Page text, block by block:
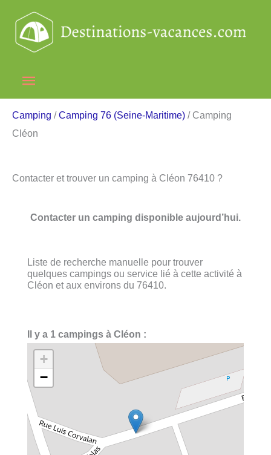
contenu
Menu
principal
Camping /Camping 76 (Seine-Maritime) / Camping
Cléon
Contacter et trouver un camping à Cléon 76410 ?
Contacter un camping disponible aujourd’hui.
Liste de recherche manuelle pour trouver
quelques campings ou service lié à cette activité à
Cléon et aux environs du 76410.
Il y a 1 campings à Cléon :
+
−